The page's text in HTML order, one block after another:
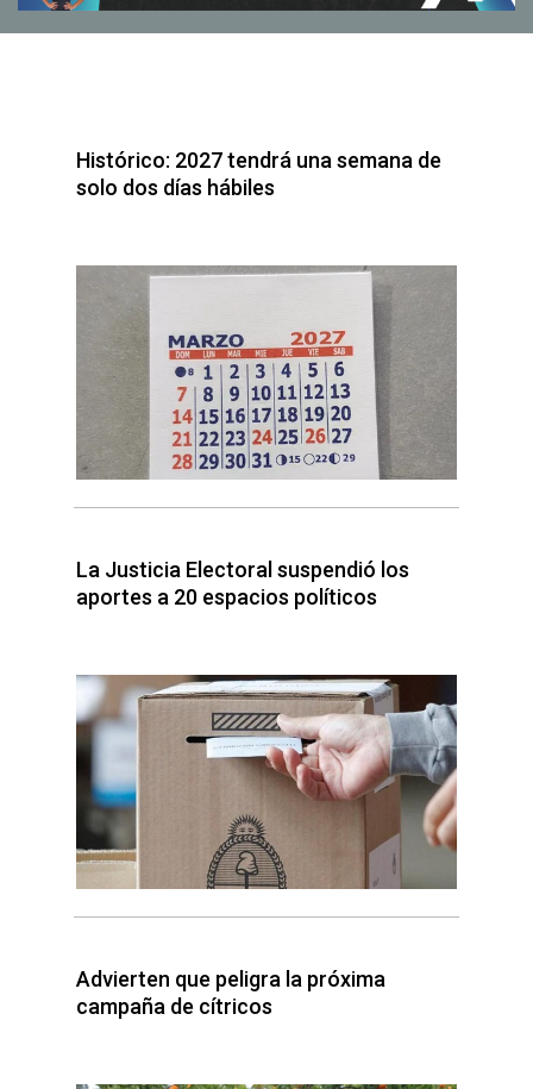
Histórico: 2027 tendrá una semana de
solo dos días hábiles
La Justicia Electoral suspendió los
aportes a 20 espacios políticos
Advierten que peligra la próxima
campaña de cítricos